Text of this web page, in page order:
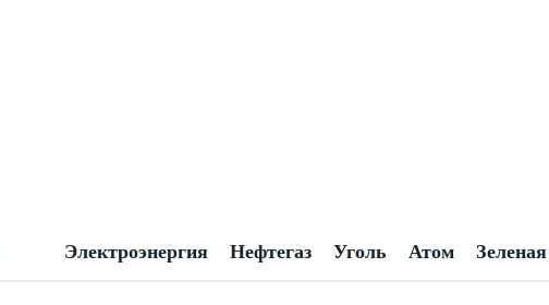
Электроэнергия Нефтегаз Уголь Атом